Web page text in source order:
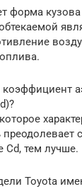
форма
коэффициент
Cd, тем лучше.
Toyota